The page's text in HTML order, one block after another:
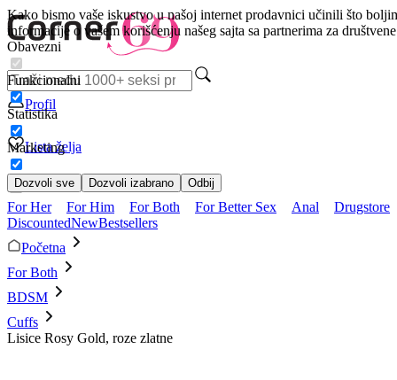
Kako bismo vaše iskustvo u našoj internet prodavnici učinili što
informacije o vašem korišćenju našeg sajta sa partnerima za
Obavezni
Funkcionalni
Statistika
Marketing
Dozvoli sve Dozvoli izabrano Odbij
Profil
Lista želja
For Her For Him For Both For Better Sex Anal Drugstore
DiscountedNewBestsellers
Početna
For Both
BDSM
Cuffs
Lisice Rosy Gold, roze zlatne